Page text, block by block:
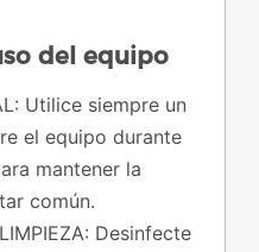
del equipo
Utilice siempre un
el equipo durante
mantener la
común.
Desinfecte